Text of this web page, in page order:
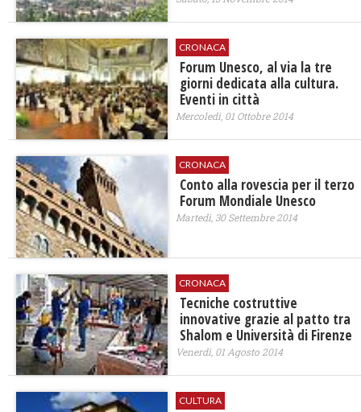
CRONACA
​Forum Unesco, al via la tre
giorni dedicata alla cultura.
Eventi in città
Mercoledì, 01 Ottobre 2014
CRONACA
Conto alla rovescia per il terzo
Forum Mondiale Unesco
Martedì, 30 Settembre 2014
CRONACA
Tecniche costruttive
innovative grazie al patto tra
Shalom e Università di Firenze
Venerdì, 01 Agosto 2014
CULTURA